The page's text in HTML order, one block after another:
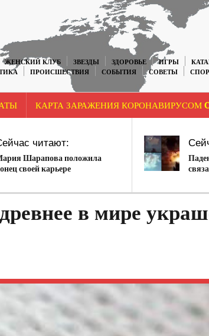
ЖЕНСКИЙ КЛУБ ЗВЕЗДЫ ЗДОРОВЬЕ ИГРЫ
ПРОИСШЕСТВИЯ СОБЫТИЯ СОВЕТЫ
КАРТА ЗАРАЖЕНИЯ КОРОНАВИРУСОМ
читают:
Шарапова положила
своей карьере
в мире